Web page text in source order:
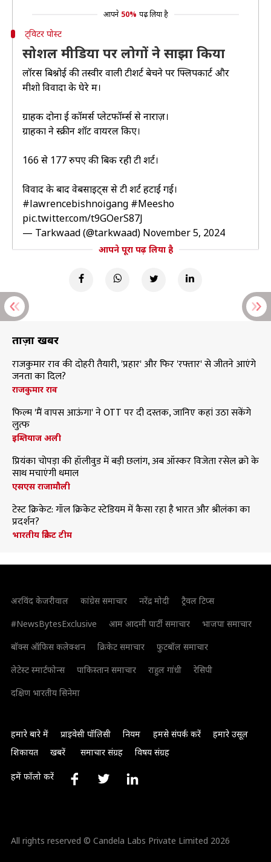
आपने 50% पढ़ लिया है
ट्विटर पोस्ट
सोशल मीडिया पर लोगों ने साझा किया
लॉरेंस बिश्नोई की तस्वीर वाली टीशर्ट बेचने पर फ्लिपकार्ट और
मीशो विवादों के घेरे में।
ग्राहक दोनों ई कॉमर्स प्लेटफॉर्म्स से नाराज़।
ग्राहकों ने स्क्रीन शॉट वायरल किए।
166 से 177 रुपए की बिक रही टी शर्ट।
विवाद के बाद वेबसाइट्स से टी शर्ट हटाई गई।
#lawrencebishnoigang #Meesho
pic.twitter.com/t9GOerS87J
— Tarkwaad (@tarkwaad) November 5, 2024
आपने पूरा पढ़ लिया है
ताज़ा खबरें
राजकुमार राव की दोहरी तैयारी, 'प्रहार' और फिर 'रफ्तार' से जीतने आएंगे
जनता का दिल?
राजकुमार राव
फिल्म 'मैं वापस आऊंगा' ने OTT पर दी दस्तक, जानिए कहां उठा सकेंगे
लुत्फ
इम्तियाज अली
प्रियंका चोपड़ा की हॉलीवुड में बड़ी छलांग, अब ऑस्कर विजेता रसेल क्रो के
साथ मचाएंगी धमाल
एसएस राजामौली
टेस्ट क्रिकेट: गॉल क्रिकेट स्टेडियम में कैसा रहा है भारत और श्रीलंका का
प्रदर्शन?
भारतीय क्रिकेट टीम
अरविंद केजरीवाल कांग्रेस समाचार नरेंद्र मोदी
ट्रैवल टिप्स
#NewsBytesExclusive
आम आदमी पार्टी समाचार
भाजपा समाचार
बॉक्स ऑफिस कलेक्शन
क्रिकेट समाचार
फुटबॉल समाचार
लेटेस्ट स्मार्टफोन्स
पाकिस्तान समाचार राहुल गांधी
रेसिपी
दक्षिण भारतीय सिनेमा
हमारे बारे में प्राइवेसी पॉलिसी नियम हमसे संपर्क करें
हमारे उसूल
शिकायत
खबरें समाचार संग्रह विषय संग्रह
हमें फॉलो करें
All rights reserved © Candela Labs Private Limited 2026